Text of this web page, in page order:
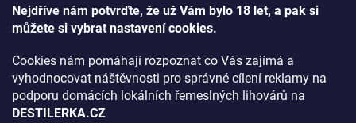
Nejdříve nám potvrďte, že už Vám bylo 18 let, a pak si
můžete si vybrat nastavení cookies.
Cookies nám pomáhají rozpoznat co Vás zajímá a
vyhodnocovat náštěvnosti pro správné cílení reklamy na
podporu domácích lokálních řemeslných lihovárů na
DESTILERKA.CZ
Napsali v TÝDNU o naší práci
Rozhovor s DESTILERKA.CZ v magazínu DRINKING-CAT
Jak vybrat dárek na Vánoce